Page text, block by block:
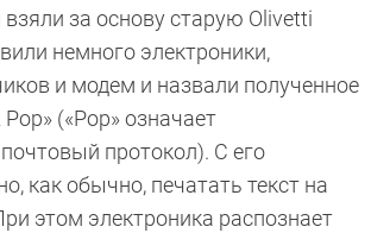
за основу старую Olivetti
немного электроники,
и модем и назвали полученное
(«Pop» означает
протокол). С его
как обычно, печатать текст на
этом электроника распознает